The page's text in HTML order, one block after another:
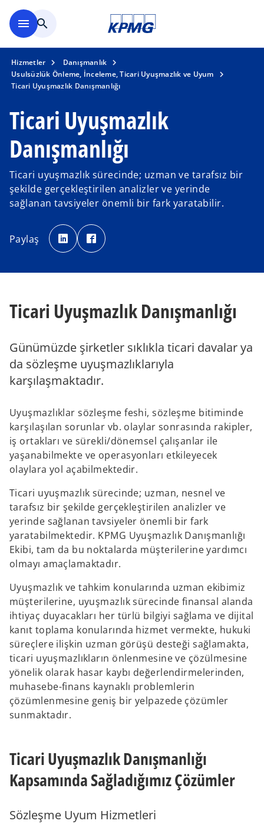
menu search
Hizmetler
Danışmanlık
Usulsüzlük Önleme, İnceleme, Ticari Uyuşmazlık ve Uyum
Ticari Uyuşmazlık Danışmanlığı
Ticari Uyuşmazlık
Danışmanlığı
Ticari uyuşmazlık sürecinde; uzman ve tarafsız bir
şekilde gerçekleştirilen analizler ve yerinde
sağlanan tavsiyeler önemli bir fark yaratabilir.
Paylaş p
e
n
b
p
e
a
b
Ticari Uyuşmazlık Danışmanlığı
Günümüzde şirketler sıklıkla ticari davalar ya
da sözleşme uyuşmazlıklarıyla
karşılaşmaktadır.
Uyuşmazlıklar sözleşme feshi, sözleşme bitiminde
karşılaşılan sorunlar vb. olaylar sonrasında rakipler,
iş ortakları ve sürekli/dönemsel çalışanlar ile
yaşanabilmekte ve operasyonları etkileyecek
olaylara yol açabilmektedir.
Ticari uyuşmazlık sürecinde; uzman, nesnel ve
tarafsız bir şekilde gerçekleştirilen analizler ve
yerinde sağlanan tavsiyeler önemli bir fark
yaratabilmektedir. KPMG Uyuşmazlık Danışmanlığı
Ekibi, tam da bu noktalarda müşterilerine yardımcı
olmayı amaçlamaktadır.
Uyuşmazlık ve tahkim konularında uzman ekibimiz
müşterilerine, uyuşmazlık sürecinde finansal alanda
ihtiyaç duyacakları her türlü bilgiyi sağlama ve dijital
kanıt toplama konularında hizmet vermekte, hukuki
süreçlere ilişkin uzman görüşü desteği sağlamakta,
ticari uyuşmazlıkların önlenmesine ve çözülmesine
yönelik olarak hasar kaybı değerlendirmelerinden,
muhasebe-finans kaynaklı problemlerin
çözümlenmesine geniş bir yelpazede çözümler
sunmaktadır.
Ticari Uyuşmazlık Danışmanlığı
Kapsamında Sağladığımız Çözümler
Sözleşme Uyum Hizmetleri